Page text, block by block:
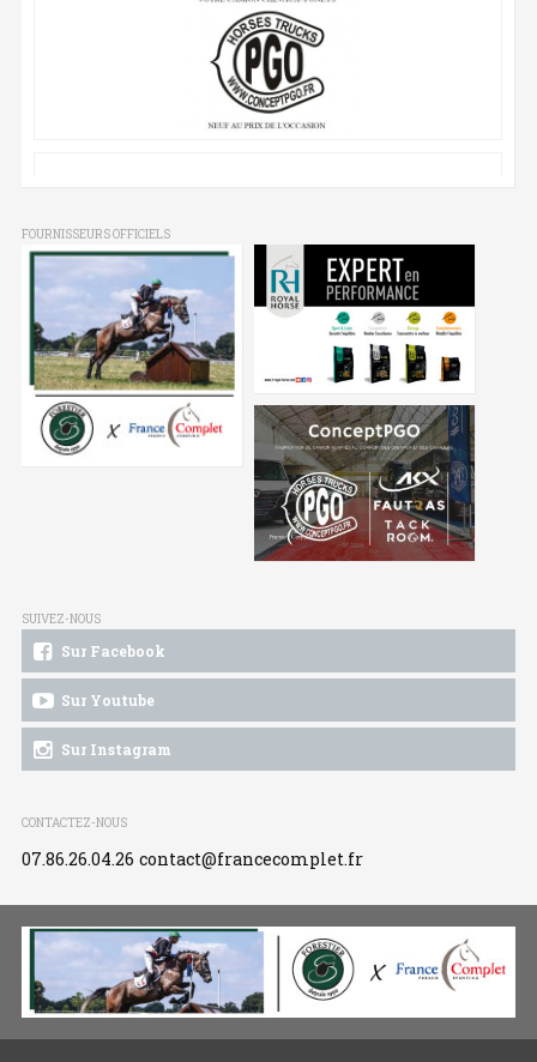
FOURNISSEURS OFFICIELS
SUIVEZ-NOUS
Sur Facebook
Sur Youtube
Sur Instagram
CONTACTEZ-NOUS
07.86.26.04.26 contact@francecomplet.fr